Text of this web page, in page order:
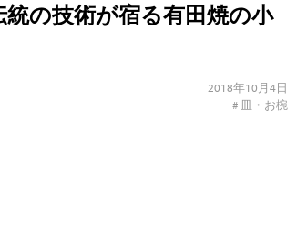
の技術が宿る有田焼の小
2018年10月4日
# 皿・お椀